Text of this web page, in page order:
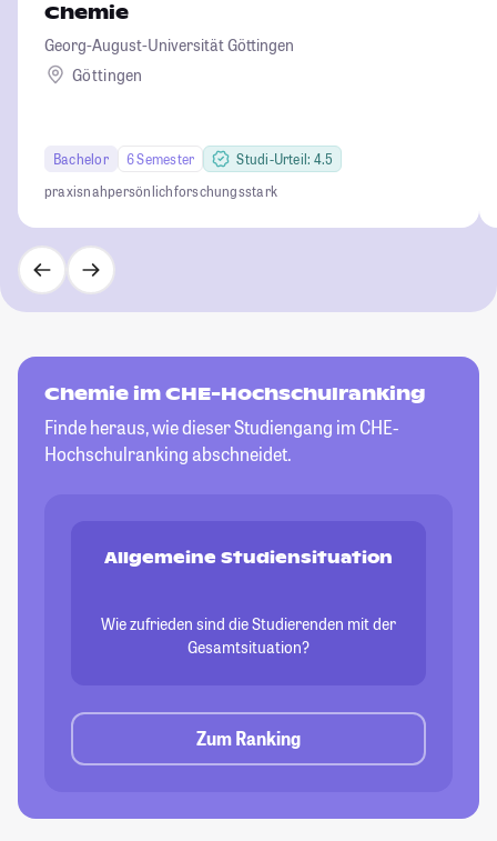
Chemie
Georg-August-Universität Göttingen
Göttingen
Bachelor 6 Semester
Studi-Urteil: 4.5
praxisnahpersönlichforschungsstark
Chemie im CHE-Hochschulranking
Finde heraus, wie dieser Studiengang im CHE-
Hochschulranking abschneidet.
Allgemeine Studiensituation
Wie zufrieden sind die Studierenden mit der
Gesamtsituation?
Zum Ranking